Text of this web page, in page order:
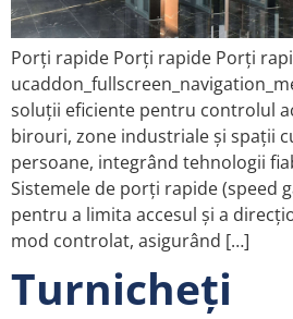
Porți rapide Porți rapide Porți
soluții eficiente pentru controlul
birouri, zone industriale și spații
persoane, integrând tehnologii
Sistemele de porți rapide (speed
pentru a limita accesul și a
mod controlat, asigurând […]
Turnicheți